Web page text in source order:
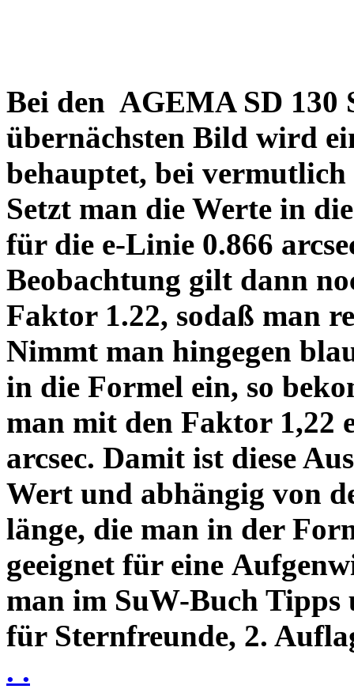
Bei den AGEMA SD 130
übernächsten Bild wird
behauptet, bei vermutlich
Setzt man die Werte in
für die e-Linie 0.866
Beobachtung gilt dann
Faktor 1.22, sodaß man
Nimmt man hingegen
in die Formel ein, so
man mit den Faktor 1,22
arcsec. Damit ist diese
Wert und abhängig von
länge, die man in der
geeignet für eine
man im SuW-Buch Tipps
für Sternfreunde, 2.
. .